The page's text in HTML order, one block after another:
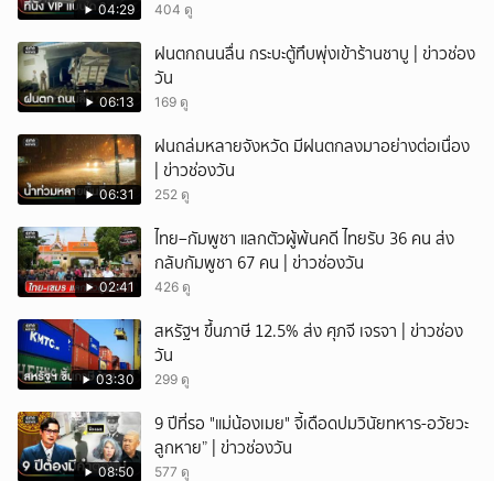
04:29 404 ดู
06:13
ฝนตกถนนลื่น กระบะตู้ทึบพุ่งเข้าร้านชาบู | ข่าวช่อง
วัน
169 ดู
06:31
ฝนถล่มหลายจังหวัด มีฝนตกลงมาอย่างต่อเนื่อง
| ข่าวช่องวัน
252 ดู
02:41
ไทย–กัมพูชา แลกตัวผู้พ้นคดี ไทยรับ 36 คน ส่ง
กลับกัมพูชา 67 คน | ข่าวช่องวัน
426 ดู
03:30
สหรัฐฯ ขึ้นภาษี 12.5% ส่ง ศุภจี เจรจา | ข่าวช่อง
วัน
299 ดู
08:50
9 ปีที่รอ "แม่น้องเมย" จี้เดือดปมวินัยทหาร-อวัยวะ
ลูกหาย” | ข่าวช่องวัน
577 ดู